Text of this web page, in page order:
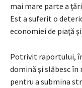
mai mare parte a
Est a suferit o
economiei de piaţă
Potrivit raportului,
domină şi slăbesc
pentru a submina